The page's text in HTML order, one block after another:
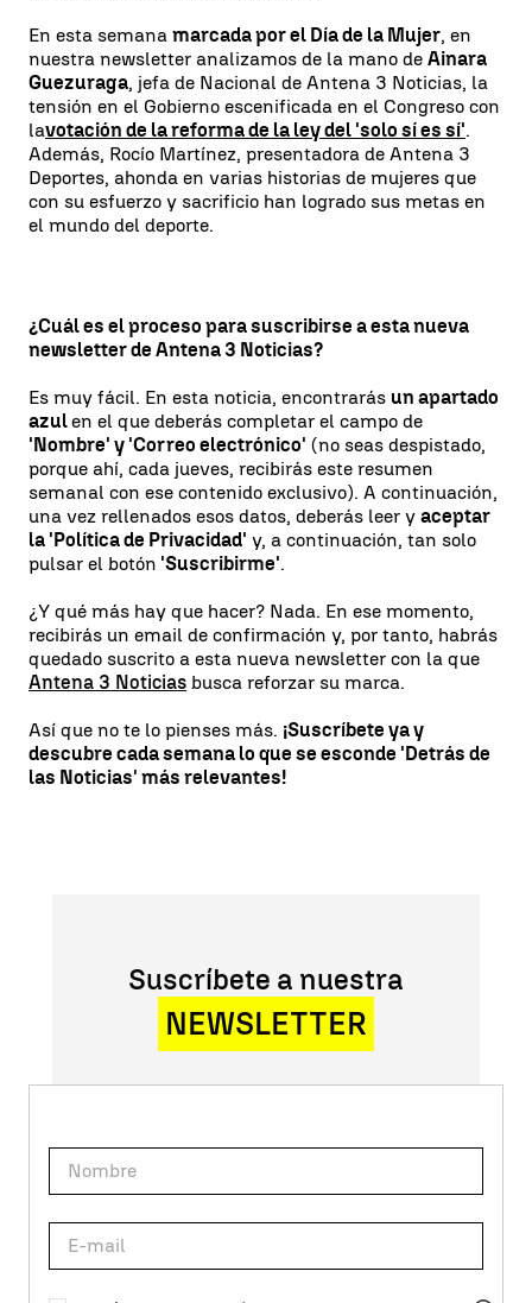
En esta semana marcada por el Día de la Mujer, en
nuestra newsletter analizamos de la mano de Ainara
Guezuraga, jefa de Nacional de Antena 3 Noticias, la
tensión en el Gobierno escenificada en el Congreso con
lavotación de la reforma de la ley del 'solo sí es sí'.
Además, Rocío Martínez, presentadora de Antena 3
Deportes, ahonda en varias historias de mujeres que
con su esfuerzo y sacrificio han logrado sus metas en
el mundo del deporte.
¿Cuál es el proceso para suscribirse a esta nueva
newsletter de Antena 3 Noticias?
Es muy fácil. En esta noticia, encontrarás un apartado
azulen el que deberás completar el campo de
'Nombre' y 'Correo electrónico' (no seas despistado,
porque ahí, cada jueves, recibirás este resumen
semanal con ese contenido exclusivo). A continuación,
una vez rellenados esos datos, deberás leer y aceptar
la 'Política de Privacidad' y, a continuación, tan solo
pulsar el botón 'Suscribirme'.
¿Y qué más hay que hacer? Nada. En ese momento,
recibirás un email de confirmación y, por tanto, habrás
quedado suscrito a esta nueva newsletter con la que
Antena 3 Noticias busca reforzar su marca.
Así que no te lo pienses más. ¡Suscríbete ya y
descubre cada semana lo que se esconde 'Detrás de
las Noticias' más relevantes!
Suscríbete a nuestra
NEWSLETTER